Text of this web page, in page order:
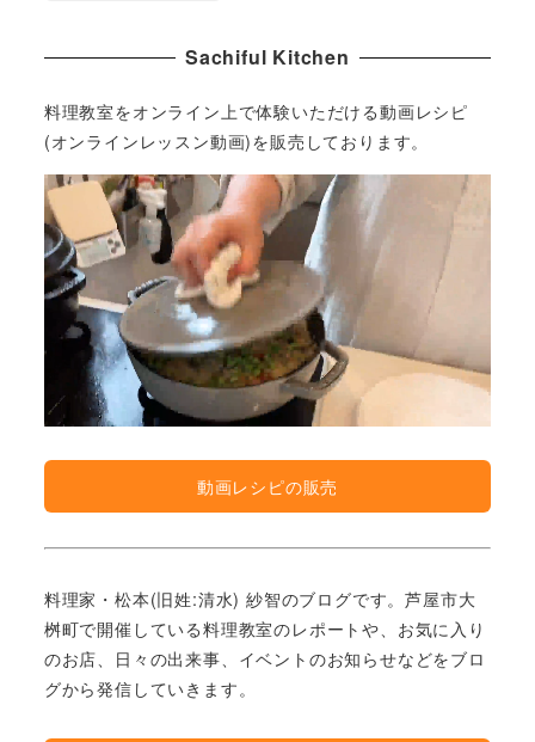
Sachiful Kitchen
料理教室をオンライン上で体験いただける動画レシピ
(オンラインレッスン動画)を販売しております。
動画レシピの販売
料理家・松本(旧姓:清水) 紗智のブログです。芦屋市大
桝町で開催している料理教室のレポートや、お気に入り
のお店、日々の出来事、イベントのお知らせなどをブロ
グから発信していきます。